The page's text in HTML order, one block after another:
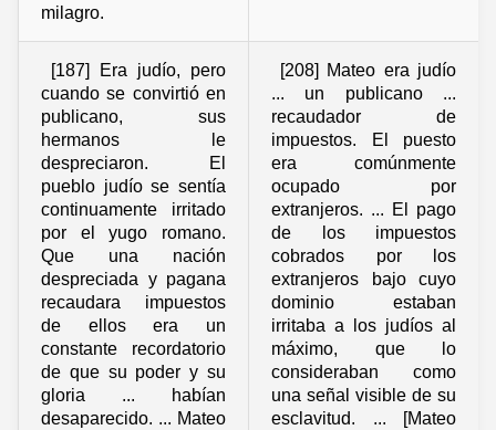
milagro.
[187] Era judío, pero
cuando se convirtió en
publicano, sus
hermanos le
despreciaron. El
pueblo judío se sentía
continuamente irritado
por el yugo romano.
Que una nación
despreciada y pagana
recaudara impuestos
de ellos era un
constante recordatorio
de que su poder y su
gloria ... habían
desaparecido. ... Mateo
[208] Mateo era judío
... un publicano ...
recaudador de
impuestos. El puesto
era comúnmente
ocupado por
extranjeros. ... El pago
de los impuestos
cobrados por los
extranjeros bajo cuyo
dominio estaban
irritaba a los judíos al
máximo, que lo
consideraban como
una señal visible de su
esclavitud. ... [Mateo